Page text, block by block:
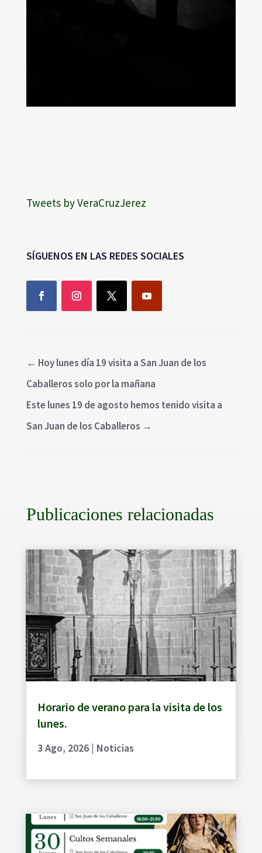
Tweets by VeraCruzJerez
SÍGUENOS EN LAS REDES SOCIALES
← Hoy lunes día 19 visita a San Juan de los
Caballeros solo por la mañana
Este lunes 19 de agosto hemos tenido visita a
San Juan de los Caballeros →
Publicaciones relacionadas
Horario de verano para la visita de los
lunes.
3 Ago, 2026| Noticias